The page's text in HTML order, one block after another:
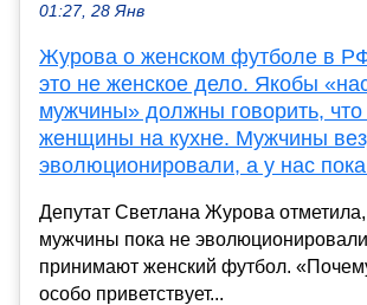
01:27, 28 Янв
Журова о женском футболе в
это не женское дело. Якобы
мужчины» должны говорить, что
женщины на кухне. Мужчины
эволюционировали, а у нас
Депутат Светлана Журова отметила,
мужчины пока не
принимают женский футбол.
особо приветствует...